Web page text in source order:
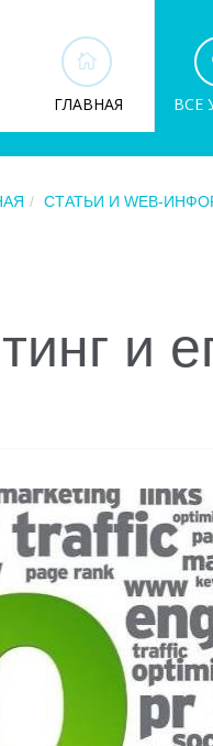
ГЛАВНАЯ ВСЕ
СТАТЬИ И WEB-
и